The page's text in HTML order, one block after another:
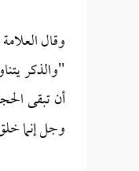
وقال العلامة
"والذكر
أن تبقى
وجل إنما